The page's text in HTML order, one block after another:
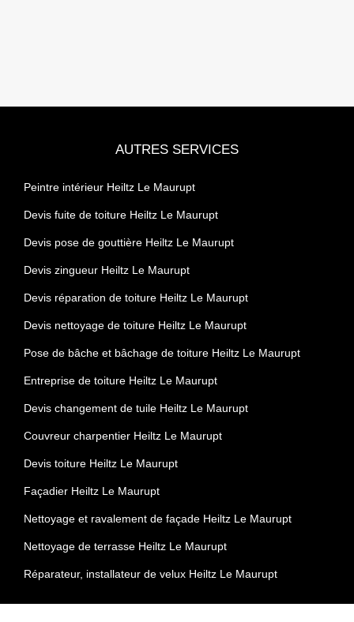
AUTRES SERVICES
Peintre intérieur Heiltz Le Maurupt
Devis fuite de toiture Heiltz Le Maurupt
Devis pose de gouttière Heiltz Le Maurupt
Devis zingueur Heiltz Le Maurupt
Devis réparation de toiture Heiltz Le Maurupt
Devis nettoyage de toiture Heiltz Le Maurupt
Pose de bâche et bâchage de toiture Heiltz Le Maurupt
Entreprise de toiture Heiltz Le Maurupt
Devis changement de tuile Heiltz Le Maurupt
Couvreur charpentier Heiltz Le Maurupt
Devis toiture Heiltz Le Maurupt
Façadier Heiltz Le Maurupt
Nettoyage et ravalement de façade Heiltz Le Maurupt
Nettoyage de terrasse Heiltz Le Maurupt
Réparateur, installateur de velux Heiltz Le Maurupt